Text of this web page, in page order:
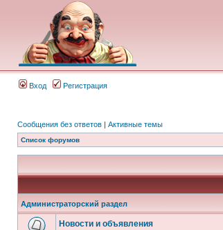
Вход Регистрация
Сообщения без ответов | Активные темы
Список форумов
Администраторский раздел
Новости и объявления